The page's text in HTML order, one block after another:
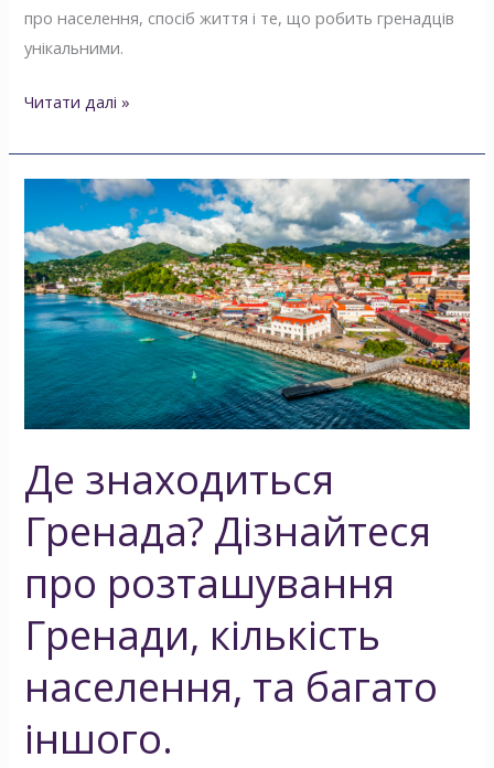
про населення, спосіб життя і те, що робить гренадців
унікальними.
Читати далі »
Де знаходиться
Гренада? Дізнайтеся
про розташування
Гренади, кількість
населення, та багато
іншого.
знаходиться
Гренада?
Дізнайтеся
про
розташування
Гренади,
кількість
населення,
та
багато
іншого.